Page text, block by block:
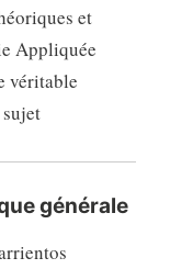
et
Appliquée
véritable
générale